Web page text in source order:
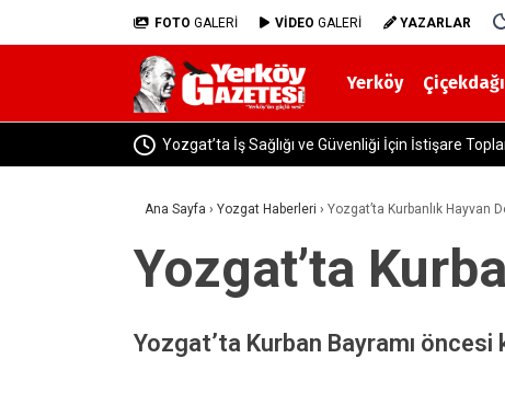
FOTO GALERİ VİDEO GALERİ YAZARLAR
Yerköy Çiçekdağı
Yozgat’ta İş Sağlığı ve Güvenliği İçin İstişare
Ana Sayfa › Yozgat Haberleri › Yozgat’ta Kurbanlık Hayvan
Yozgat’ta
Yozgat’ta Kurban Bayramı öncesi